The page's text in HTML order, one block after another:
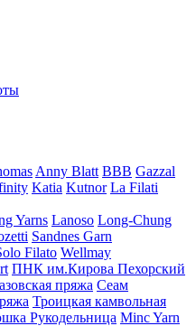
Anny Blatt BBB Gazzal
Katia Kutnor La Filati
Yarns Lanoso Long-Chung
Sandnes Garn
Filato Wellmay
ПНК им.Кирова Пехорский
пряжа Сеам
Троицкая камвольная
Рукодельница Minc Yarn